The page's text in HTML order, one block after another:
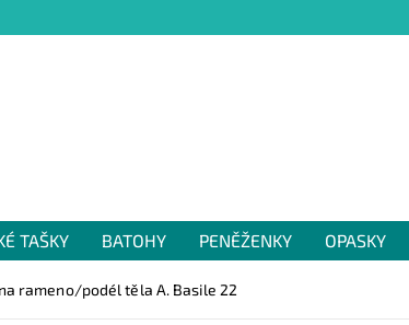
TAŠKY BATOHY PENĚŽENKY OPASKY
rameno/podél těla A. Basile 22